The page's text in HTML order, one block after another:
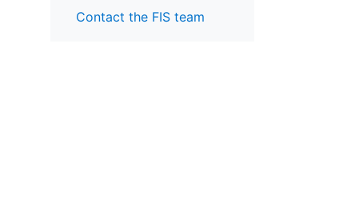
Contact the FIS team